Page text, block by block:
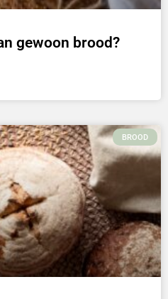
gewoon brood?
BROOD